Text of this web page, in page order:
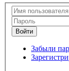
Забыли